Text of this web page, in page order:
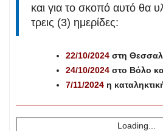
και για το σκοπό αυτό θα
τρεις (3) ημερίδες:
22/10/2024 στη
24/10/2024 στο Βόλο
7/11/2024 η
Loading...